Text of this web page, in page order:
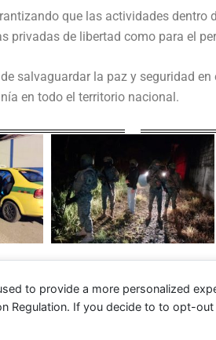
que las actividades dentro
privadas de libertad como para el
salvaguardar la paz y seguridad
en todo el territorio nacional.
to provide a more personalized
Regulation. If you decide to to opt-